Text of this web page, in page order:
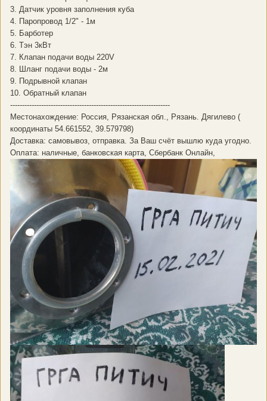
3. Датчик уровня заполнения куба
4. Паропровод 1/2" - 1м
5. Барботер
6. Тэн 3кВт
7. Клапан подачи воды 220V
8. Шланг подачи воды - 2м
9. Подрывной клапан
10. Обратный клапан
-------------------------------------------------------------------
Местонахождение: Россия, Рязанская обл., Рязань. Дягилево (
координаты 54.661552, 39.579798)
Доставка: самовывоз, отправка. За Ваш счёт вышлю куда угодно.
Оплата: наличные, банковская карта, Сбербанк Онлайн,